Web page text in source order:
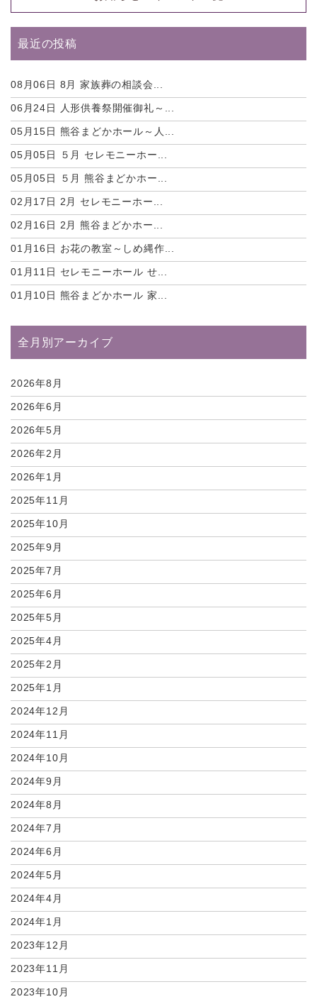
最近の投稿
08月06日 8月 家族葬の相談会...
06月24日 人形供養祭開催御礼～...
05月15日 熊谷まどかホール～人...
05月05日 ５月 セレモニーホー...
05月05日 ５月 熊谷まどかホー...
02月17日 2月 セレモニーホー...
02月16日 2月 熊谷まどかホー...
01月16日 お花の教室～しめ縄作...
01月11日 セレモニーホール せ...
01月10日 熊谷まどかホール 家...
全月別アーカイブ
2026年8月
2026年6月
2026年5月
2026年2月
2026年1月
2025年11月
2025年10月
2025年9月
2025年7月
2025年6月
2025年5月
2025年4月
2025年2月
2025年1月
2024年12月
2024年11月
2024年10月
2024年9月
2024年8月
2024年7月
2024年6月
2024年5月
2024年4月
2024年1月
2023年12月
2023年11月
2023年10月